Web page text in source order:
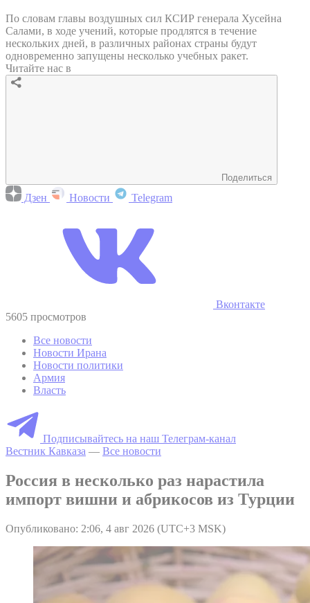
По словам главы воздушных сил КСИР генерала Хусейна
Салами, в ходе учений, которые продлятся в течение
нескольких дней, в различных районах страны будут
одновременно запущены несколько учебных ракет.
Читайте нас в
Поделиться
Дзен Новости Telegram
Вконтакте
5605 просмотров
Все новости
Новости Ирана
Новости политики
Армия
Власть
Подписывайтесь на наш Телеграм-канал
Вестник Кавказа — Все новости
Россия в несколько раз нарастила
импорт вишни и абрикосов из Турции
Опубликовано: 2:06, 4 авг 2026 (UTC+3 MSK)